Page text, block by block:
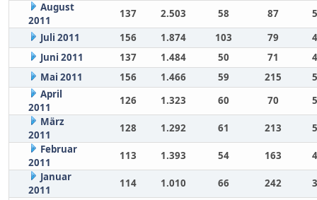
August
2011
137 2.503 58 87
Juli 2011
156 1.874 103 79
Juni 2011
137 1.484 50 71
Mai 2011
156 1.466 59 215
April
2011
126 1.323 60 70
März
2011
128 1.292 61 213
Februar
2011
113 1.393 54 163
Januar
2011
114 1.010 66 242